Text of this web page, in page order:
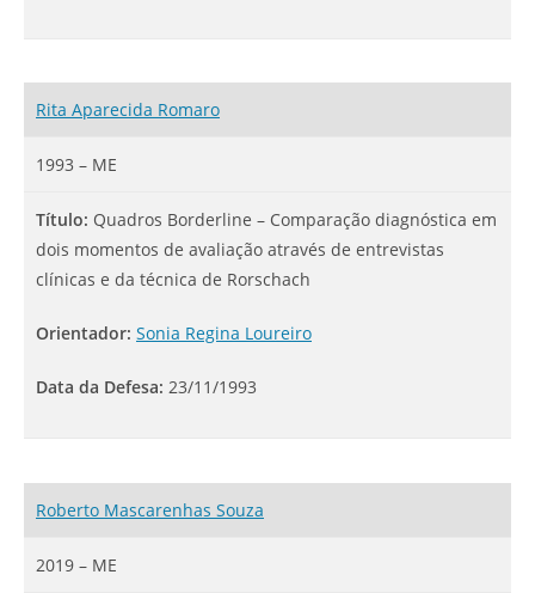
Rita Aparecida Romaro
1993 – ME
Título: Quadros Borderline – Comparação diagnóstica em
dois momentos de avaliação através de entrevistas
clínicas e da técnica de Rorschach
Orientador: Sonia Regina Loureiro
Data da Defesa: 23/11/1993
Roberto Mascarenhas Souza
2019 – ME